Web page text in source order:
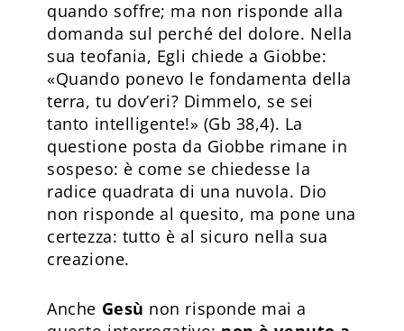
quando soffre; ma non risponde alla
domanda sul perché del dolore. Nella
sua teofania, Egli chiede a Giobbe:
«Quando ponevo le fondamenta della
terra, tu dov’eri? Dimmelo, se sei
tanto intelligente!» (Gb 38,4). La
questione posta da Giobbe rimane in
sospeso: è come se chiedesse la
radice quadrata di una nuvola. Dio
non risponde al quesito, ma pone una
certezza: tutto è al sicuro nella sua
creazione.
Anche Gesù non risponde mai a